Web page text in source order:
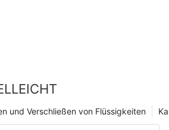
und Verschließen von Flüssigkeiten